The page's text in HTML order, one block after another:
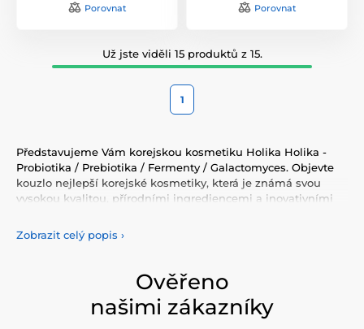
Porovnat Porovnat
Už jste viděli 15 produktů z 15.
1
Představujeme Vám korejskou kosmetiku Holika Holika -
Probiotika / Prebiotika / Fermenty / Galactomyces. Objevte
kouzlo nejlepší korejské kosmetiky, která je známá svou
vysokou kvalitou, přírodními ingrediencemi a inovativními
péči o pleť, tělo, i vlasy. Vyzkoušejte tonery, séra, esence,
pleťové krémy, vše pro odlíčení a čištění pleti. Korejská
plátýnkovými maskami a opalovacími krémy. Doporučujeme
také vyzkoušet péči o vlasy, jako jsou šampony,
kondicionery, masky, oleje a další. Nesmíme zapomenout
také na dekorativní kosmetiku pro Váš dokonalý makeup.
Zobrazit celý popis ›
Ověřeno
našimi zákazníky